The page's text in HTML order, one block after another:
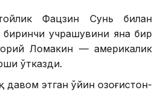
Фацзин Сунь билан
биринчи учрашувини яна бир
Ломакин — америкалик
ўтказди.
давом этган ўйин Қозоғистон-